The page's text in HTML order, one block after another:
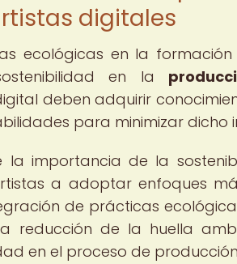
digitales
ecológicas en la
en la
deben adquirir
para minimizar dicho
la importancia de la
a adoptar enfoques
de prácticas
reducción de la huella
en el proceso de